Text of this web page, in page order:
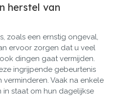
herstel van
zoals een ernstig ongeval,
ervoor zorgen dat u veel
dingen gaat vermijden.
ingrijpende gebeurtenis
Vaak na enkele
staat om hun dagelijkse